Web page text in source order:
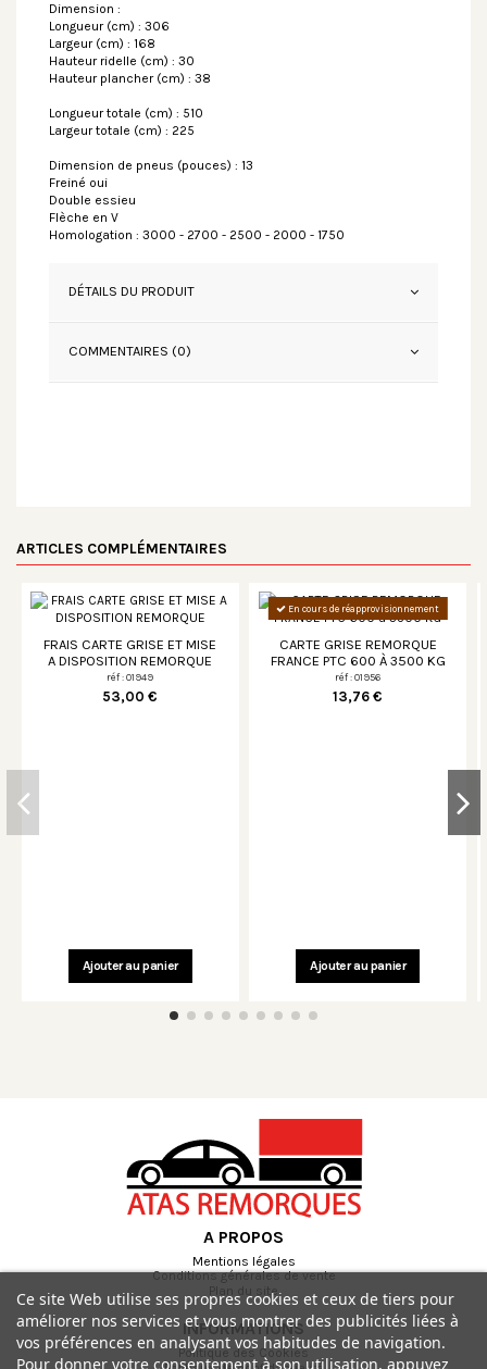
Dimension :
Longueur (cm) : 306
Largeur (cm) : 168
Hauteur ridelle (cm) : 30
Hauteur plancher (cm) : 38
Longueur totale (cm) : 510
Largeur totale (cm) : 225
Dimension de pneus (pouces) : 13
Freiné oui
Double essieu
Flèche en V
Homologation : 3000 - 2700 - 2500 - 2000 - 1750
DÉTAILS DU PRODUIT
COMMENTAIRES (0)
ARTICLES COMPLÉMENTAIRES
FRAIS CARTE GRISE ET MISE
A DISPOSITION REMORQUE
réf : 01949
53,00 €
Ajouter au panier
En cours de réapprovisionnement
CARTE GRISE REMORQUE
FRANCE PTC 600 À 3500 KG
réf : 01956
13,76 €
Ajouter au panier
A PROPOS
Mentions légales
Conditions générales de vente
Plan du site
INFORMATIONS
Politique des Cookies
Ce site Web utilise ses propres cookies et ceux de tiers pour
améliorer nos services et vous montrer des publicités liées à
vos préférences en analysant vos habitudes de navigation.
Pour donner votre consentement à son utilisation, appuyez